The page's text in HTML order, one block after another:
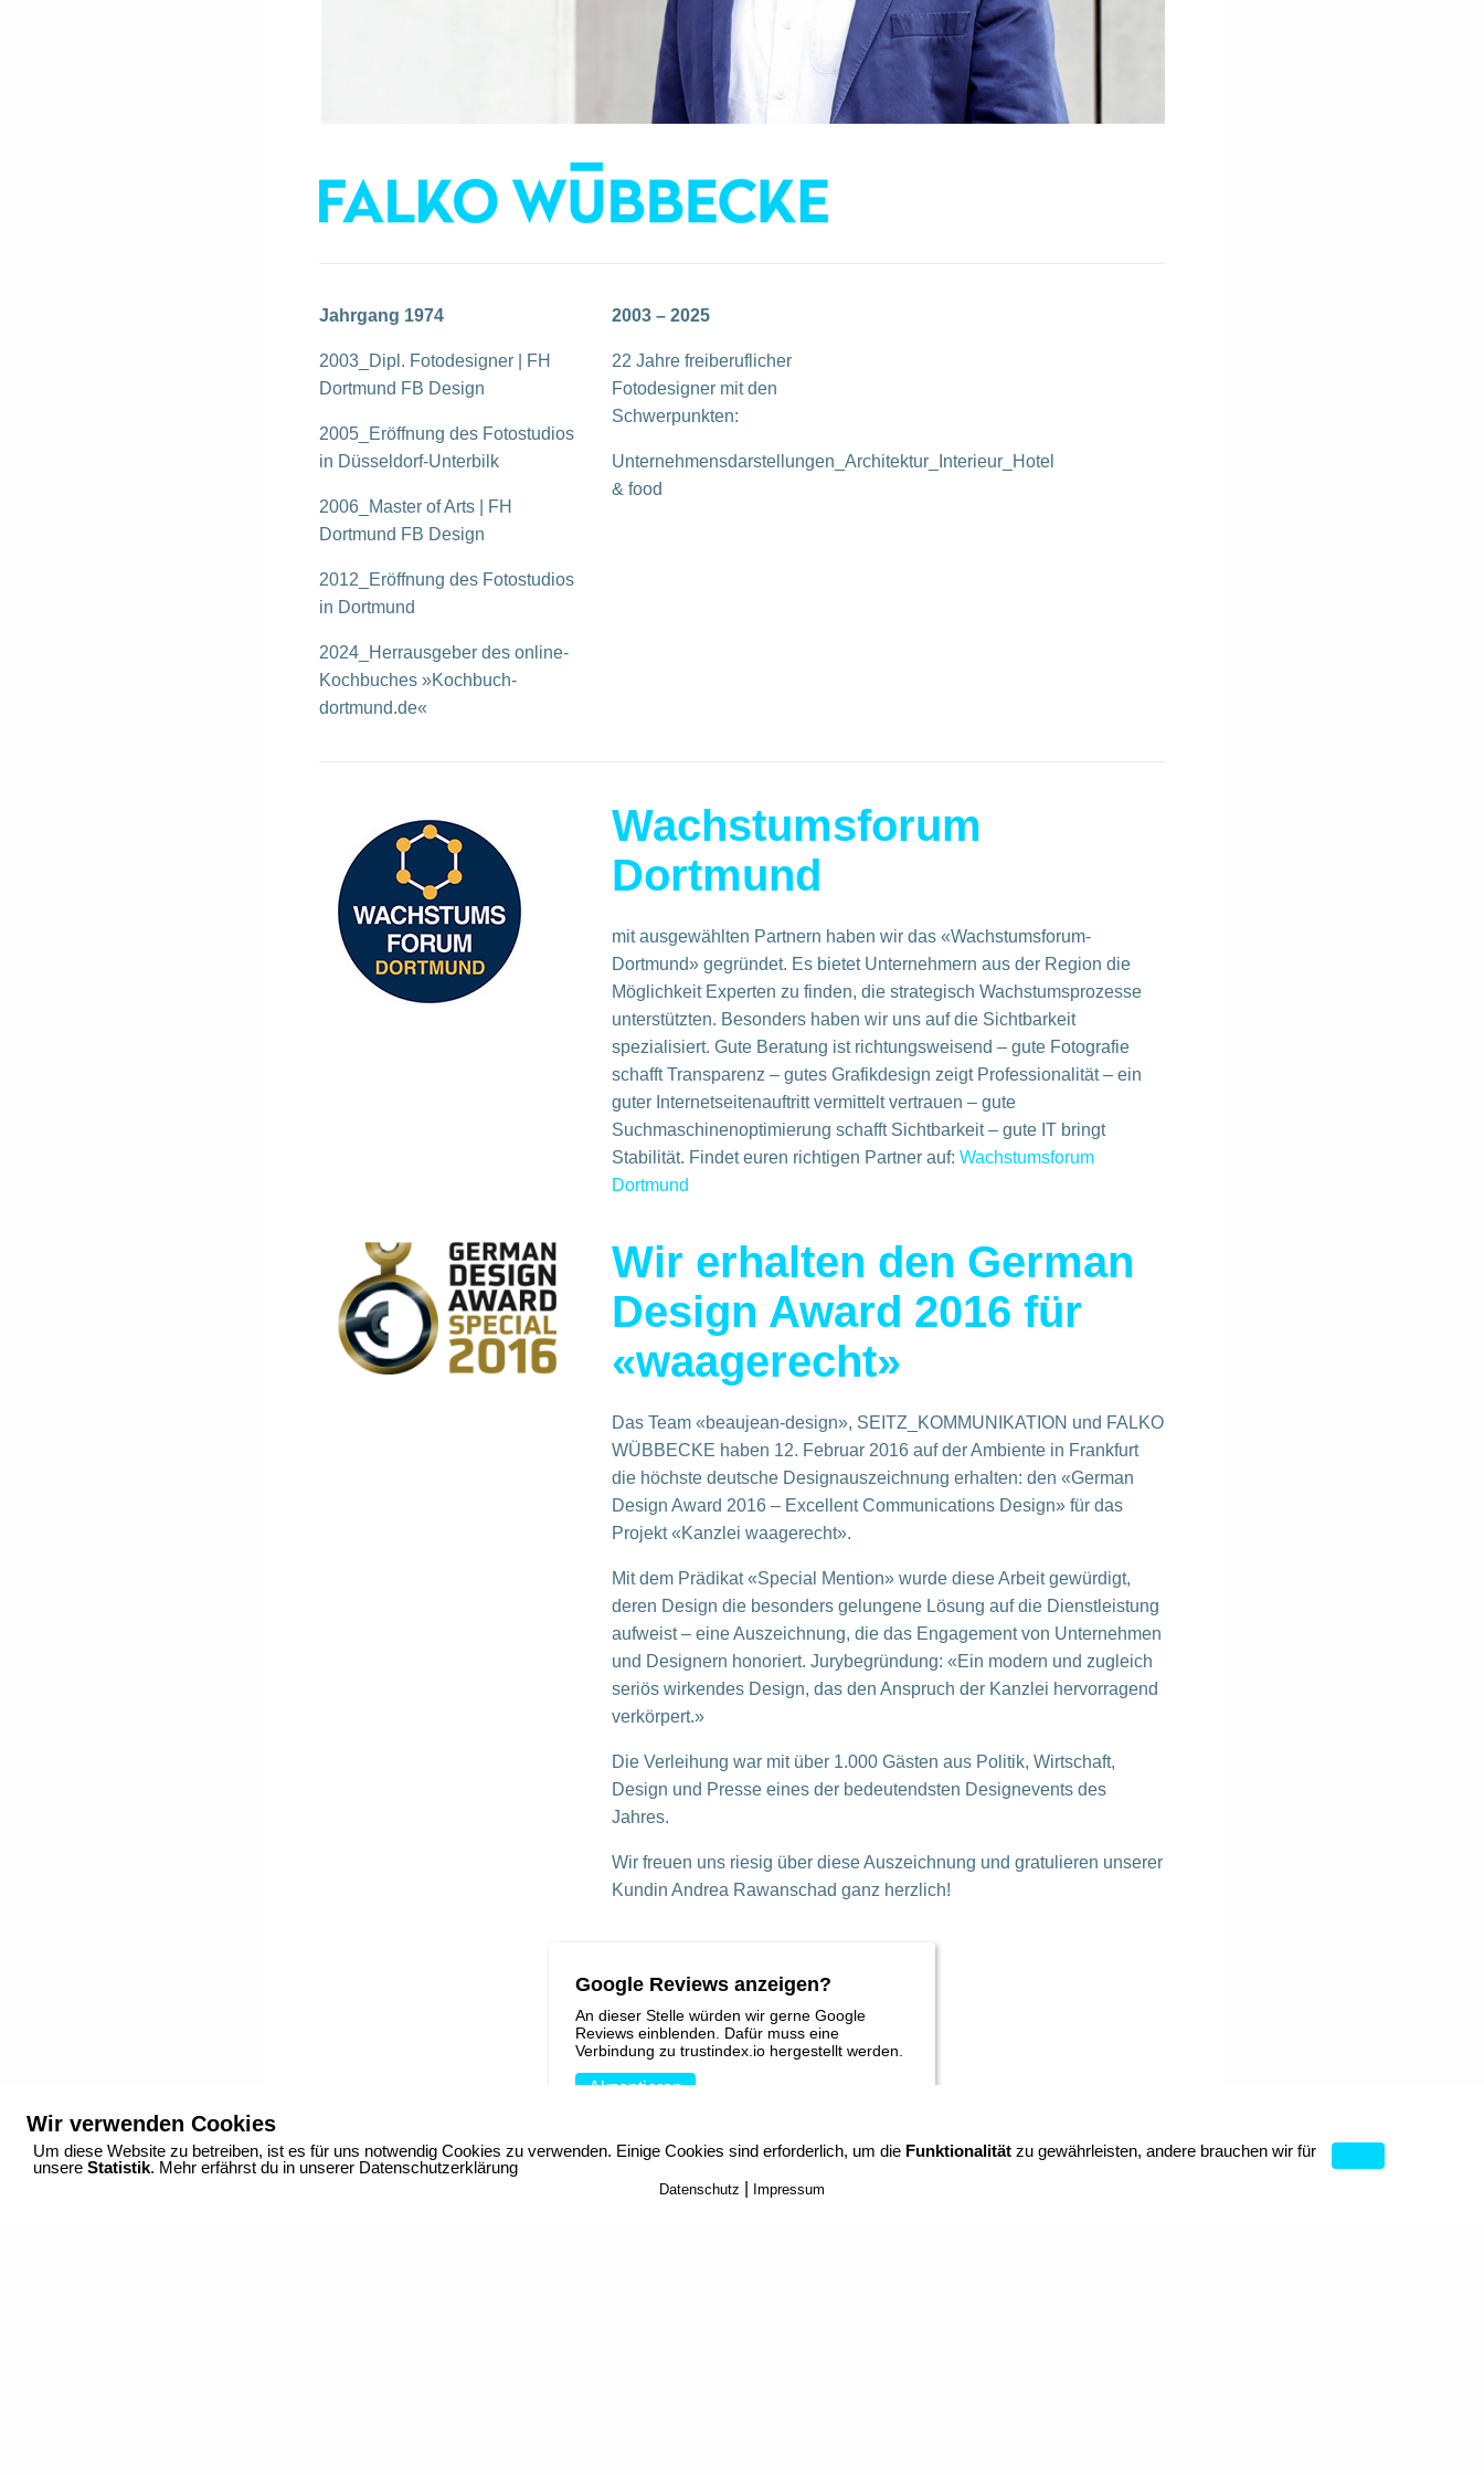
Jahrgang 1974
2003_Dipl. Fotodesigner | FH
Dortmund FB Design
2005_Eröffnung des Fotostudios
in Düsseldorf-Unterbilk
2006_Master of Arts | FH
Dortmund FB Design
2012_Eröffnung des Fotostudios
in Dortmund
2024_Herrausgeber des online-
Kochbuches »Kochbuch-
dortmund.de«
2003 – 2025
22 Jahre freiberuflicher
Fotodesigner mit den
Schwerpunkten:
Unternehmensdarstellungen_Architektur_Interieur_Hotel
& food
Wachstumsforum
Dortmund
mit ausgewählten Partnern haben wir das «Wachstumsforum-
Dortmund» gegründet. Es bietet Unternehmern aus der Region die
Möglichkeit Experten zu finden, die strategisch Wachstumsprozesse
unterstützten. Besonders haben wir uns auf die Sichtbarkeit
spezialisiert. Gute Beratung ist richtungsweisend – gute Fotografie
schafft Transparenz – gutes Grafikdesign zeigt Professionalität – ein
guter Internetseitenauftritt vermittelt vertrauen – gute
Suchmaschinenoptimierung schafft Sichtbarkeit – gute IT bringt
Stabilität. Findet euren richtigen Partner auf:Wachstumsforum
Dortmund
Wir erhalten den German
Design Award 2016 für
«waagerecht»
Das Team «beaujean-design», SEITZ_KOMMUNIKATION und FALKO
WÜBBECKE haben 12. Februar 2016 auf der Ambiente in Frankfurt
die höchste deutsche Designauszeichnung erhalten: den «German
Design Award 2016 – Excellent Communications Design» für das
Projekt «Kanzlei waagerecht».
Mit dem Prädikat «Special Mention» wurde diese Arbeit gewürdigt,
deren Design die besonders gelungene Lösung auf die Dienstleistung
aufweist – eine Auszeichnung, die das Engagement von Unternehmen
und Designern honoriert. Jurybegründung: «Ein modern und zugleich
seriös wirkendes Design, das den Anspruch der Kanzlei hervorragend
verkörpert.»
Die Verleihung war mit über 1.000 Gästen aus Politik, Wirtschaft,
Design und Presse eines der bedeutendsten Designevents des
Jahres.
Wir freuen uns riesig über diese Auszeichnung und gratulieren unserer
Kundin Andrea Rawanschad ganz herzlich!
Google Reviews anzeigen?
An dieser Stelle würden wir gerne Google
Reviews einblenden. Dafür muss eine
Verbindung zu trustindex.io hergestellt werden.
Akzeptieren
Datenschutzerklärung von trustindex.iohier
IMPRESSUM DATENSCHUTZ
KONTAKT
Fotostudio_ Dortmund_Konrad-Adenauer-Allee 10_44263 Dortmund_+49 (0) 231 98 340 240_+49 (0) 170 182 51 74
Wir verwenden Cookies
Um diese Website zu betreiben, ist es für uns notwendig Cookies zu verwenden. Einige Cookies sind erforderlich, um die Funktionalität zu gewährleisten, andere brauchen wir für
unsere Statistik. Mehr erfährst du in unserer Datenschutzerklärung
Datenschutz Impressum